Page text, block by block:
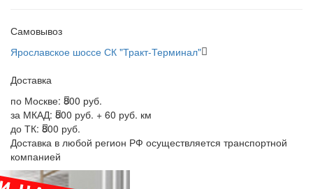
Самовывоз
Ярославское шоссе СК "Тракт-Терминал"
Доставка
по Москве: 800 руб.
за МКАД: 800 руб. + 60 руб. км
до ТК: 800 руб.
Доставка в любой регион РФ осуществляется транспортной
компанией